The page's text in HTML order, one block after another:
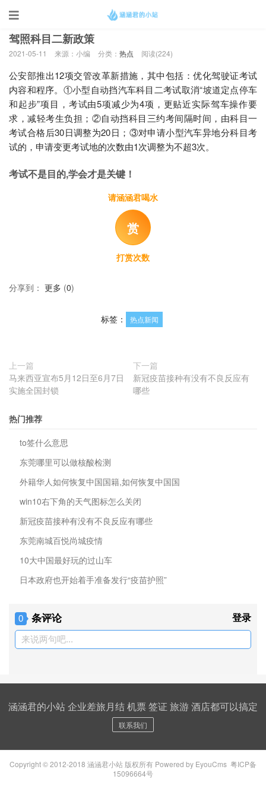
当前位置：
驾照科目二新政策
2021-05-11 来源：小编 分类： 热点 阅读(224)
公安部推出12项交管改革新措施，其中包括：优化驾驶证考试
内容和程序。①小型自动挡汽车科目二考试取消“坡道定点停车
和起步”项目，考试由5项减少为4项，更贴近实际驾车操作要
求，减轻考生负担；②自动挡科目三约考间隔时间，由科目一
考试合格后30日调整为20日；③对申请小型汽车异地分科目考
试的，申请变更考试地的次数由1次调整为不超3次。
考试不是目的,学会才是关键！
请涵涵君喝水
赏
打赏次数
分享到： 更多 (0)
标签： 热点新闻
上一篇
马来西亚宣布5月12日至6月7日
实施全国封锁
下一篇
新冠疫苗接种有没有不良反应有
哪些
热门推荐
to签什么意思
东莞哪里可以做核酸检测
外籍华人如何恢复中国国籍,如何恢复中国国
win10右下角的天气图标怎么关闭
新冠疫苗接种有没有不良反应有哪些
东莞南城百悦尚城疫情
10大中国最好玩的过山车
日本政府也开始着手准备发行“疫苗护照”
0 条评论 登录
来说两句吧...
涵涵君的小站 企业差旅月结 机票 签证 旅游 酒店都可以搞定
联系我们
Copyright © 2012-2018 涵涵君小站 版权所有 Powered by EyouCms 粤ICP备
15096664号